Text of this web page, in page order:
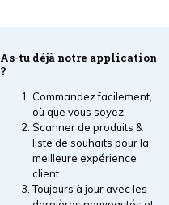
As-tu déjà notre application
?
Commandez facilement,
où que vous soyez.
Scanner de produits &
liste de souhaits pour la
meilleure expérience
client.
Toujours à jour avec les